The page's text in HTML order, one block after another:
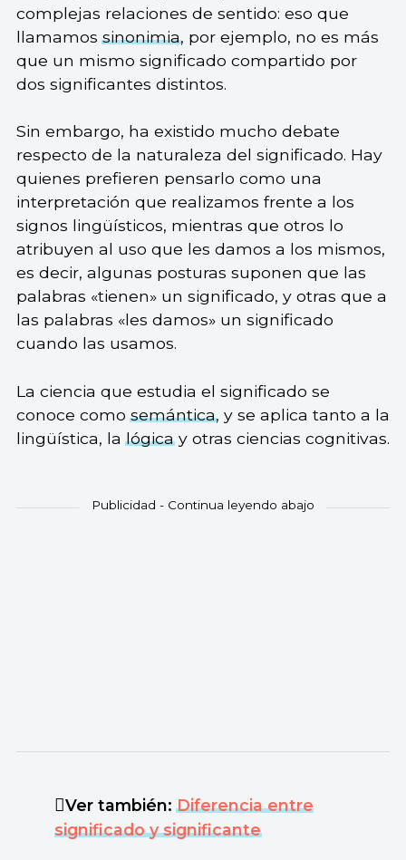
complejas relaciones de sentido: eso que
llamamossinonimia, por ejemplo, no es más
que un mismo significado compartido por
dos significantes distintos.
Sin embargo, ha existido mucho debate
respecto de la naturaleza del significado. Hay
quienes prefieren pensarlo como una
interpretación que realizamos frente a los
signos lingüísticos, mientras que otros lo
atribuyen al uso que les damos a los mismos,
es decir, algunas posturas suponen que las
palabras «tienen» un significado, y otras que a
las palabras «les damos» un significado
cuando las usamos.
La ciencia que estudia el significado se
conoce comosemántica, y se aplica tanto a la
lingüística, lalógicay otras ciencias cognitivas.
Ver también:Diferencia entre
significado y significante